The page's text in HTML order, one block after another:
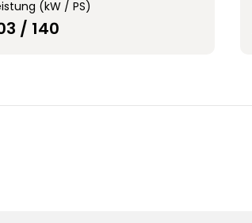
(kW / PS)
/ 140